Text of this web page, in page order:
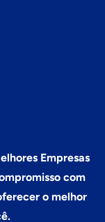
Empresas
com
o melhor